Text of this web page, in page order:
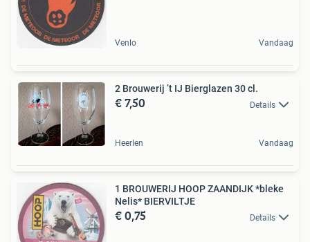
Venlo Vandaag
2 Brouwerij ’t IJ Bierglazen 30 cl.
€ 7,50 Details
Heerlen Vandaag
1 BROUWERIJ HOOP ZAANDIJK *bleke
Nelis* BIERVILTJE
€ 0,75 Details